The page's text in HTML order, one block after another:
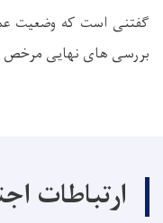
گفتنی است که وضعیت
بررسی های نهایی مرخص
ارتباطات